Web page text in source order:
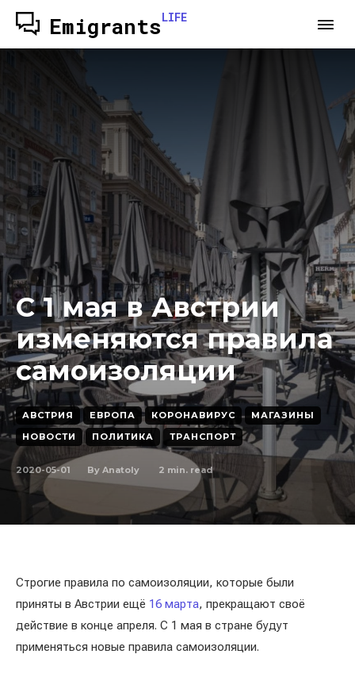
EmigrantsLIFE
С 1 мая в Австрии
изменяются правила
самоизоляции
АВСТРИЯ ЕВРОПА КОРОНАВИРУС
МАГАЗИНЫ
НОВОСТИ
ПОЛИТИКА ТРАНСПОРТ
2020-05-01 By Anatoly 2 min. read
Строгие правила по самоизоляции, которые были
приняты в Австрии ещё 16 марта, прекращают своё
действие в конце апреля. С 1 мая в стране будут
применяться новые правила самоизоляции.